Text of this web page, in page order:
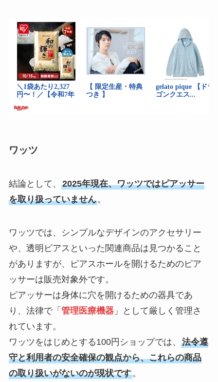
ワッツ
結論として、 2025年現在、ワッツではピアッサー
を取り扱っていません。
ワッツでは、シンプルなデザインのアクセサリー
や、透明ピアスといった関連商品は見つかること
がありますが、ピアスホールを開けるためのピア
ッサーは販売対象外です。
ピアッサーは身体に穴を開けるための器具であ
り、法律で「 管理医療機器」として厳しく管理さ
れています。
ワッツをはじめとする100円ショップでは、 法令遵
守と利用者の安全確保の観点から、これらの商品
の取り扱いがないのが現状です。